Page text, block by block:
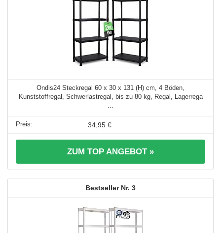
Ondis24 Steckregal 60 x 30 x 131 (H) cm, 4 Böden,
Kunststoffregal, Schwerlastregal, bis zu 80 kg, Regal, Lagerrega
34,95 €
ZUM TOP ANGEBOT »
3